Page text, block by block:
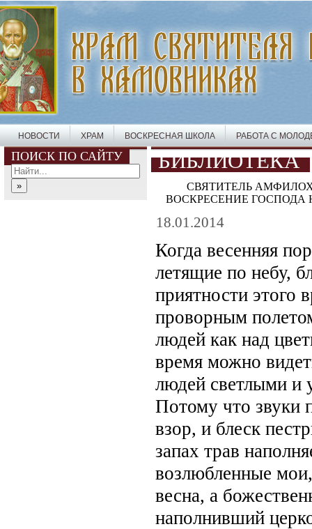
НОВОСТИ ХРАМ ВОСКРЕСНАЯ ШКОЛА РАБОТА С
ПОИСК ПО САЙТУ БИБЛИОТЕКА
СВЯТИТЕЛЬ
ВОСКРЕСЕНИЕ ГОСПОДА
18.01.2014
Когда весенняя
летящие по небу,
приятности этого
проворным
людей как над
время можно
людей светлыми и
Потому что звуки
взор, и блеск
запах трав
возлюбленные
весна, а
наполнивший